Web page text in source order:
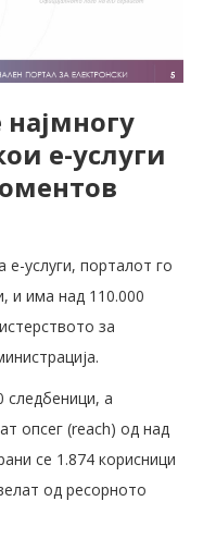
е-услуги
услуги, порталот го
и има над 110.000
за
следбеници, а
опсег (reach) од над
се 1.874 корисници
од ресорното